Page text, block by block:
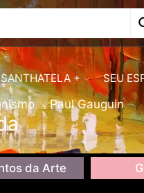
SANTHATELA + SEU
Paul Gauguin
da Arte